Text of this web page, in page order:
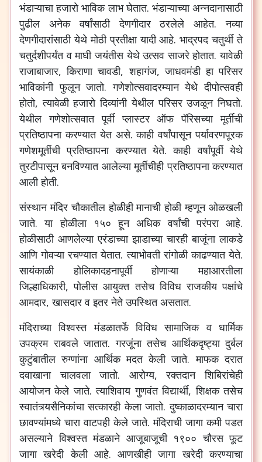
भंडाऱ्याचा हजारो भाविक लाभ घेतात. भंडाऱ्याच्या अन्नदानासाठी
पुढील
अनेक वर्षांसाठी देणगीदार ठरलेले आहेत.नव्या
देणगीदारांसाठी येथे मोठी प्रतीक्षा यादी आहे.भाद्रपद चतुर्थी ते
चतुर्दशीपर्यंत व माघी जयंतीस येथे उत्सव साजरे होतात.यावेळी
राजाबाजार,किराणा चावडी,शहागंज,जाधवमंडी हा परिसर
भाविकांनी फुलून जातो.गणेशोत्सवादरम्यान येथे दीपोत्सवही
होतो,त्यावेळी हजारो दिव्यांनी येथील परिसर उजळून निघतो.
येथील गणेशोत्सवात पूर्वी प्लास्टर ऑफ पॅरिसच्या मूर्तीची
प्रतिष्ठापना करण्यात येत असे.काही वर्षांपासून पर्यावरणपूरक
गणेशमूर्तीची प्रतिष्ठापना करण्यात येते.काही वर्षांपूर्वी येथे
तुरटीपासून बनविण्यात आलेल्या मूर्तीचीही प्रतिष्ठापना करण्यात
आली होती.
संस्थान मंदिर चौकातील होळीही मानाची होळी म्हणून ओळखली
जाते.या होळीला १५० हून अधिक वर्षांची परंपरा आहे.
होळीसाठी आणलेल्या एरंडाच्या झाडाच्या चारही बाजूंना लाकडे
आणि गोवऱ्या रचण्यात येतात.त्याभोवती रांगोळी काढण्यात येते.
सायंकाळी
होलिकादहनापूर्वी होणाऱ्या
महाआरतीला
जिल्हाधिकारी,पोलीस आयुक्त तसेच विविध राजकीय पक्षांचे
आमदार,खासदार व इतर नेते उपस्थित असतात.
मंदिराच्या विश्वस्त मंडळातर्फे विविध सामाजिक व धार्मिक
उपक्रम राबवले जातात.गरजूंना तसेच आर्थिकदृष्ट्या दुर्बल
कुटुंबातील रुग्णांना आर्थिक मदत केली जाते.माफक दरात
दवाखाना
चालवला जातो. आरोग्य,रक्तदान
शिबिरांचेही
आयोजन केले जाते.त्याशिवाय गुणवंत विद्यार्थी,शिक्षक तसेच
स्वातंत्र्यसैनिकांचा सत्कारही केला जातो.दुष्काळादरम्यान चारा
छावण्यांमध्ये चारा वाटपही केले जाते.मंदिराची जागा कमी पडत
असल्याने विश्वस्त मंडळाने आजूबाजूची १९०० चौरस फूट
जागा खरेदी केली आहे.आणखीही जागा खरेदी करण्याचा